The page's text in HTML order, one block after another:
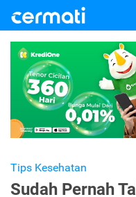
Tips Kesehatan
Sudah Pernah